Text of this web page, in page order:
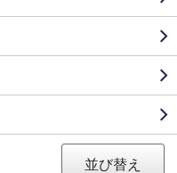
並び替え